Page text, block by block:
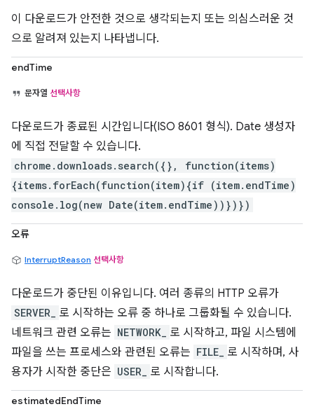
이 다운로드가 안전한 것으로 생각되는지 또는 의심스러운 것
으로 알려져 있는지 나타냅니다.
endTime
문자열 선택사항
다운로드가 종료된 시간입니다(ISO 8601 형식). Date 생성자
에 직접 전달할 수 있습니다.
chrome.downloads.search({}, function(items)
{items.forEach(function(item){if (item.endTime)
console.log(new Date(item.endTime))})})
오류
InterruptReason 선택사항
다운로드가 중단된 이유입니다. 여러 종류의 HTTP 오류가
SERVER_
로 시작하는 오류 중 하나로 그룹화될 수 있습니다.
네트워크 관련 오류는 NETWORK_
로 시작하고, 파일 시스템에
파일을 쓰는 프로세스와 관련된 오류는 FILE_
로 시작하며, 사
용자가 시작한 중단은 USER_ 로 시작합니다.
estimatedEndTime